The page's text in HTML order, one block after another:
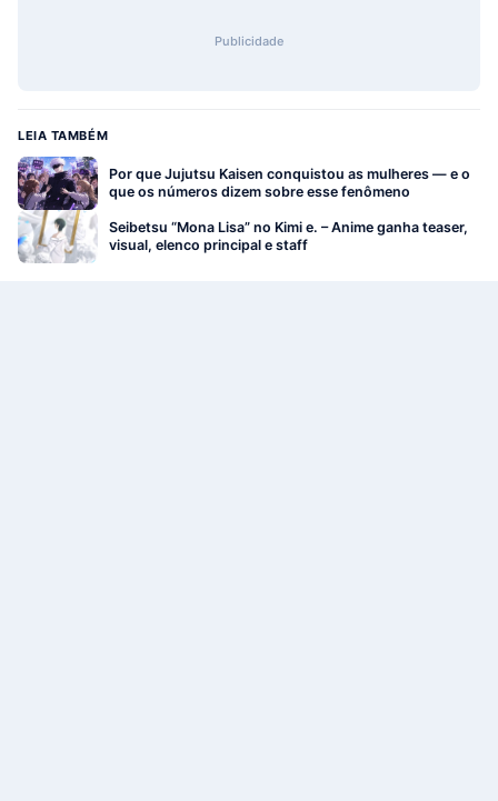
Publicidade
LEIA TAMBÉM
Por que Jujutsu Kaisen conquistou as mulheres — e o
que os números dizem sobre esse fenômeno
Seibetsu “Mona Lisa” no Kimi e. – Anime ganha teaser,
visual, elenco principal e staff